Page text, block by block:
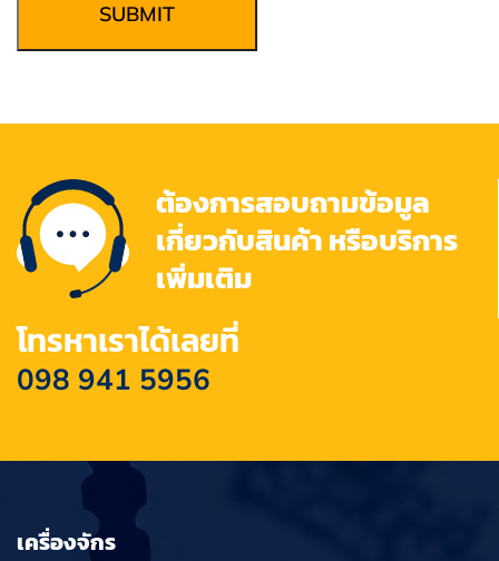
SUBMIT
ต้องการสอบถามข้อมูล
เกี่ยวกับสินค้า หรือบริการ
เพิ่มเติม
โทรหาเราได้เลยที่
098 941 5956
เครื่องจักร